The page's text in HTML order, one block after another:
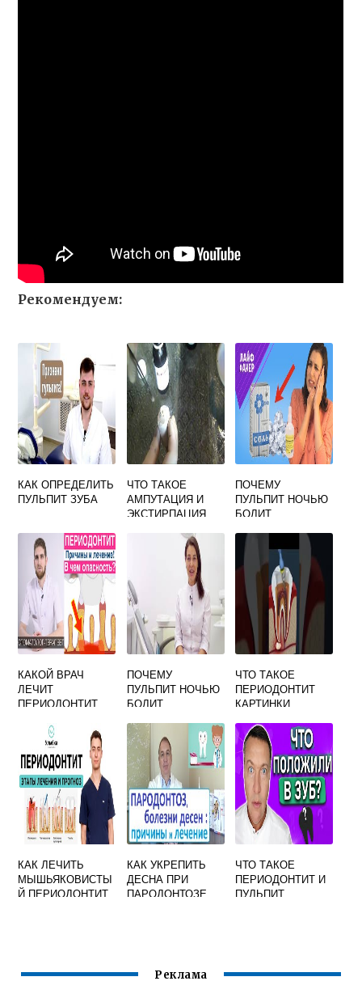
Рекомендуем:
КАК ОПРЕДЕЛИТЬ
ПУЛЬПИТ ЗУБА
ЧТО ТАКОЕ
АМПУТАЦИЯ И
ЭКСТИРПАЦИЯ
ПОЧЕМУ
ПУЛЬПИТ НОЧЬЮ
БОЛИТ
КАКОЙ ВРАЧ
ЛЕЧИТ
ПЕРИОДОНТИТ
ПОЧЕМУ
ПУЛЬПИТ НОЧЬЮ
БОЛИТ
ЧТО ТАКОЕ
ПЕРИОДОНТИТ
КАРТИНКИ
КАК ЛЕЧИТЬ
МЫШЬЯКОВИСТЫ
Й ПЕРИОДОНТИТ
КАК УКРЕПИТЬ
ДЕСНА ПРИ
ПАРОДОНТОЗЕ
ЧТО ТАКОЕ
ПЕРИОДОНТИТ И
ПУЛЬПИТ
Реклама